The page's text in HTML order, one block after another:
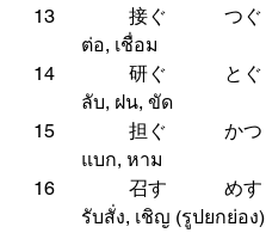
13		接ぐ		つぐ
	ต่อ, เชื่อม
14		研ぐ		とぐ
	ลับ, ฝน, ขัด
15		担ぐ		かつぐ
	แบก, หาม
16		召す		めす
	รับสั่ง, เชิญ (รูปยกย่อง)